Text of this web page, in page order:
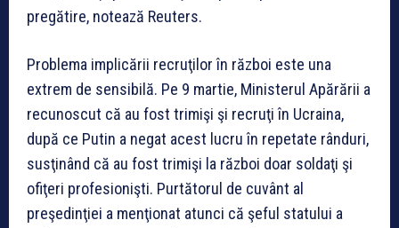
pregătire, notează Reuters.
Problema implicării recruţilor în război este una
extrem de sensibilă. Pe 9 martie, Ministerul Apărării a
recunoscut că au fost trimişi şi recruţi în Ucraina,
după ce Putin a negat acest lucru în repetate rânduri,
susţinând că au fost trimişi la război doar soldaţi şi
ofiţeri profesionişti. Purtătorul de cuvânt al
preşedinţiei a menţionat atunci că şeful statului a